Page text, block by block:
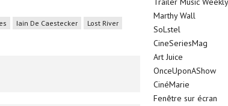
Iain De Caestecker
Lost River
Marthy Wall
SoLstel
CineSeriesMag
Art Juice
OnceUponAShow
CinéMarie
Fenêtre sur écran